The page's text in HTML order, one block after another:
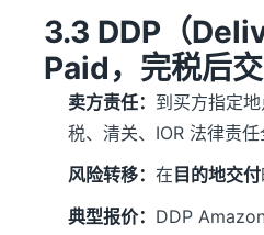
3.3 DDP（
Paid，完税后交
卖方责任： 到买方指定
税、清关、IOR 法律责任
风险转移： 在 目的地交付
典型报价： DDP